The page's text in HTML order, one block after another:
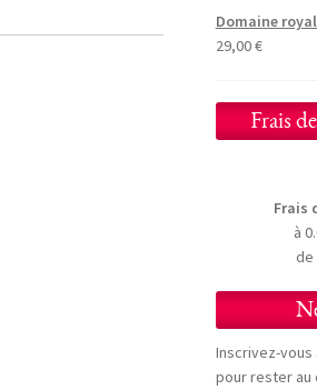
Domaine
29,00€
Frais
Frais
à
de
Inscrivez-
pour rester au